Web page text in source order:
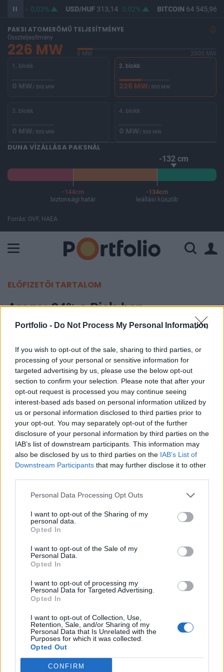
Portfolio - Do Not Process My Personal Information
If you wish to opt-out of the sale, sharing to third parties, or
processing of your personal or sensitive information for
targeted advertising by us, please use the below opt-out
section to confirm your selection. Please note that after your
opt-out request is processed you may continue seeing
interest-based ads based on personal information utilized by
us or personal information disclosed to third parties prior to
your opt-out. You may separately opt-out of the further
disclosure of your personal information by third parties on the
IAB’s list of downstream participants. This information may
also be disclosed by us to third parties on the IAB’s List of
Downstream Participants that may further disclose it to other
Personal Data Processing Opt Outs
I want to opt-out of the Sharing of my
personal data.
Opted In
I want to opt-out of the Sale of my
Personal Data.
Opted In
I want to opt-out of processing my
Personal Data for Targeted Advertising.
Opted In
I want to opt-out of Collection, Use,
Retention, Sale, and/or Sharing of my
Personal Data that Is Unrelated with the
Purposes for which it was collected.
Opted Out
CONFIRM
361,85 0,03% USD/HUF 313,14 0,02% BITCOIN 64 545,96
PAKSI ATOMERŐMŰ TELJESÍTMÉNYE
Összteljesítmény
226 MW 0 MW
2000 MW
1. blokk
0 MW/ 500 MW
2. blokk
226 MW/ 500 MW
3. blokk
0 MW/ 500 MW
4. blokk
0 MW/ 500 MW
DUNA VÍZÁLLÁSA PAKSNÁL
-132 cm
-144cm
biztonsági határ
-134cm
leállási küszöb
Forrás: OVF, HAEA
ELŐFIZETŐI TARTALOM
Arago: 84% a Pick-ben
2002. január 10. 08:37
Sikeresen zárult az Arago által tett nyilvános
vételi ajánlat, amivel a befektetési holding a
77.93%-ra növelte a Pick-ben lévő tulajdonrészét.
A Pick 7.39%-os sajátrészvény pakettjével együtt
az Arago befolyása 84.15%-ra nőtt, azaz nem éri el
a kiszorításhoz szükséges 90%-ot.
Az ajánlat során a várakozásoknak megfelelően az
intézményi befektetők jártak élen az elfogadással, mivel
számukra a tőzsdei kivezetési szándék súlyos érvnek
bizonyult. A Pick részvényesei a február 4-i rendkívüli
kívüli papírban ugyanakkor csak a portfóliójuk minimális
részét tarthatják az alapok. A 90%...
KEDVES OLVASÓNK!
A keresett cikk a portfolio.hu hírarchívumához
tartozik, melynek olvasása előfizetéses
regisztrációhoz kötött.
Az előfizetés a következőket tartalmazza:
Portfolio.hu teljes cikkarchívum
Kötéslisták: BÉT elmúlt 2 év napon belüli
kötéslistái